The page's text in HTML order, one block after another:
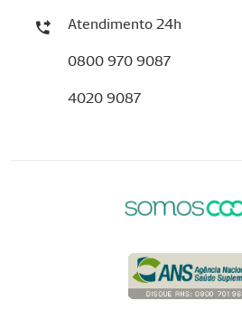
Atendimento 24h
0800 970 9087
4020 9087